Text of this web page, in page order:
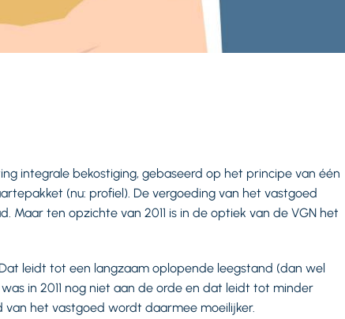
integrale bekostiging, gebaseerd op het principe van één
(nu: profiel). De vergoeding van het vastgoed
ten opzichte van 2011 is in de optiek van de VGN het
leidt tot een langzaam oplopende leegstand (dan wel
in 2011 nog niet aan de orde en dat leidt tot minder
van het vastgoed wordt daarmee moeilijker.